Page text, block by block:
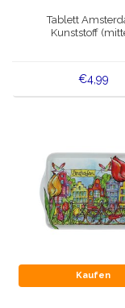
Tablett
Kunststoff
€4,99
Kaufen